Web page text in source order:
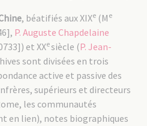
, béatifiés aux XIXe (M e
P. Auguste Chapdelaine
et XXesiècle (P. Jean-
sont divisées en trois
active et passive des
supérieurs et directeurs
les communautés
en lien), notes biographiques